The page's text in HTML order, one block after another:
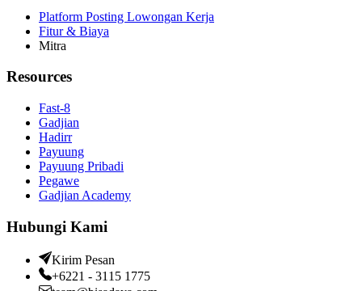
Platform Posting Lowongan Kerja
Fitur & Biaya
Mitra
Resources
Fast-8
Gadjian
Hadirr
Payuung
Payuung Pribadi
Pegawe
Gadjian Academy
Hubungi Kami
Kirim Pesan
+6221 - 3115 1775